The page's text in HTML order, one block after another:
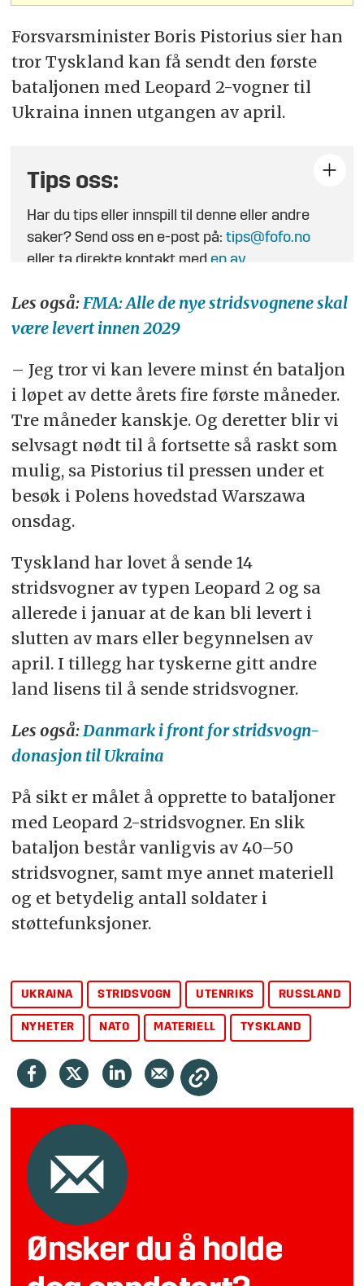
Forsvarsminister Boris Pistorius sier han
tror Tyskland kan få sendt den første
bataljonen med Leopard 2-vogner til
Ukraina innen utgangen av april.
Tips oss:
Har du tips eller innspill til denne eller andre
saker? Send oss en e-post på:tips@fofo.no
eller ta direkte kontakt med en av
Les også:FMA: Alle de nye stridsvognene skal
være levert innen 2029
– Jeg tror vi kan levere minst én bataljon
i løpet av dette årets fire første måneder.
Tre måneder kanskje. Og deretter blir vi
selvsagt nødt til å fortsette så raskt som
mulig, sa Pistorius til pressen under et
besøk i Polens hovedstad Warszawa
onsdag.
Tyskland har lovet å sende 14
stridsvogner av typen Leopard 2 og sa
allerede i januar at de kan bli levert i
slutten av mars eller begynnelsen av
april. I tillegg har tyskerne gitt andre
land lisens til å sende stridsvogner.
Les også: Danmark i front for stridsvogn-
donasjon til Ukraina
På sikt er målet å opprette to bataljoner
med Leopard 2-stridsvogner. En slik
bataljon består vanligvis av 40–50
stridsvogner, samt mye annet materiell
og et betydelig antall soldater i
støttefunksjoner.
UKRAINA STRIDSVOGN UTENRIKS RUSSLAND
NYHETER NATO MATERIELL TYSKLAND
Ønsker du å holde